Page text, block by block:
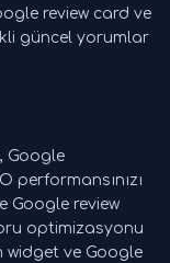
review card ve
güncel yorumlar
Google
performansınızı
Google review
optimizasyonu
widget ve Google